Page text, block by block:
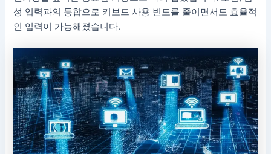
성 입력과의 통합으로 키보드 사용 빈도를 줄이면서도 효율적
인 입력이 가능해졌습니다.